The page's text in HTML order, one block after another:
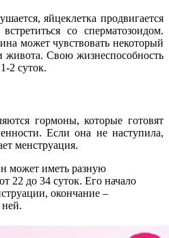
яйцеклетка продвигается
со сперматозоидом.
может чувствовать некоторый
живота. Свою жизнеспособность
2 суток.
гормоны, которые готовят
Если она не наступила,
менструация.
может иметь разную
22 до 34 суток. Его начало
окончание –